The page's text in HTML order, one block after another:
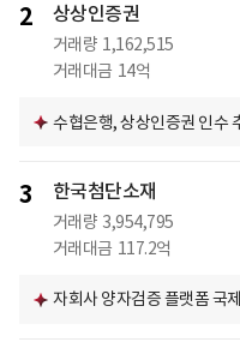
2 상상인증권
거래량 1,162,515
거래대금 14억
수협은행, 상상인증권 인수
3 한국첨단소재
거래량 3,954,795
거래대금 117.2억
자회사 양자검증 플랫폼 국